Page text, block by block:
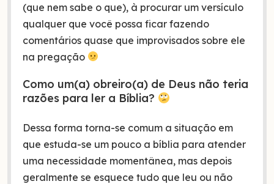
(que nem sabe o que), à procurar um versículo
qualquer que você possa ficar fazendo
comentários quase que improvisados sobre ele
na pregação
Como um(a) obreiro(a) de Deus não teria
razões para ler a Bíblia?
Dessa forma torna-se comum a situação em
que estuda-se um pouco a bíblia para atender
uma necessidade momentânea, mas depois
geralmente se esquece tudo que leu ou não